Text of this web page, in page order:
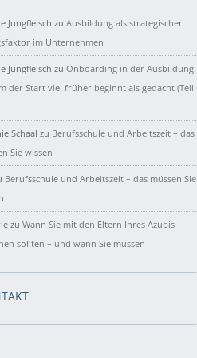
Jungfleisch zu Ausbildung als strategischer
im Unternehmen
Jungfleisch zu Onboarding in der Ausbildung:
der Start viel früher beginnt als gedacht (Teil
Schaal zu Berufsschule und Arbeitszeit – das
Sie wissen
Berufsschule und Arbeitszeit – das müssen Sie
zu Wann Sie mit den Eltern Ihres Azubis
sollten – und wann Sie müssen